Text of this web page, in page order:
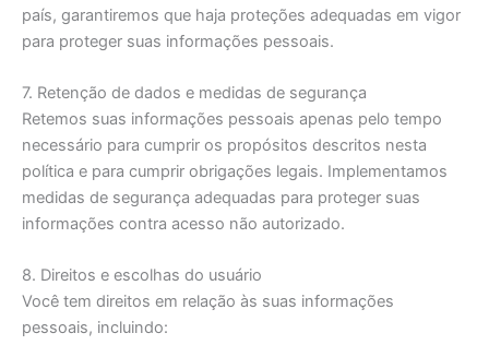
país, garantiremos que haja proteções adequadas em vigor
para proteger suas informações pessoais.
7. Retenção de dados e medidas de segurança
Retemos suas informações pessoais apenas pelo tempo
necessário para cumprir os propósitos descritos nesta
política e para cumprir obrigações legais. Implementamos
medidas de segurança adequadas para proteger suas
informações contra acesso não autorizado.
8. Direitos e escolhas do usuário
Você tem direitos em relação às suas informações
pessoais, incluindo: